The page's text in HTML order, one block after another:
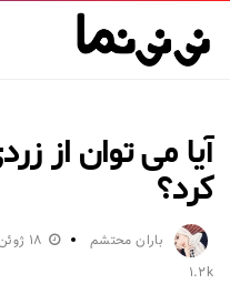
آیا می توان از
کرد؟
باران محتشم 18 ژوئن 2015
1.2k